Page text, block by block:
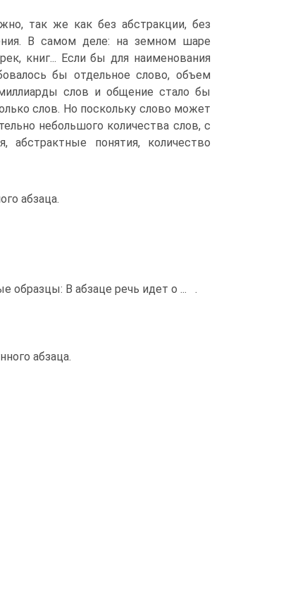
так же как без абстракции, без
В самом деле: на земном шаре
книг... Если бы для наименования
бы отдельное слово, объем
слов и общение стало бы
слов. Но поскольку слово может
небольшого количества слов, с
понятия, количество
абзаца.
образцы: В абзаце речь идет о ... .
абзаца.